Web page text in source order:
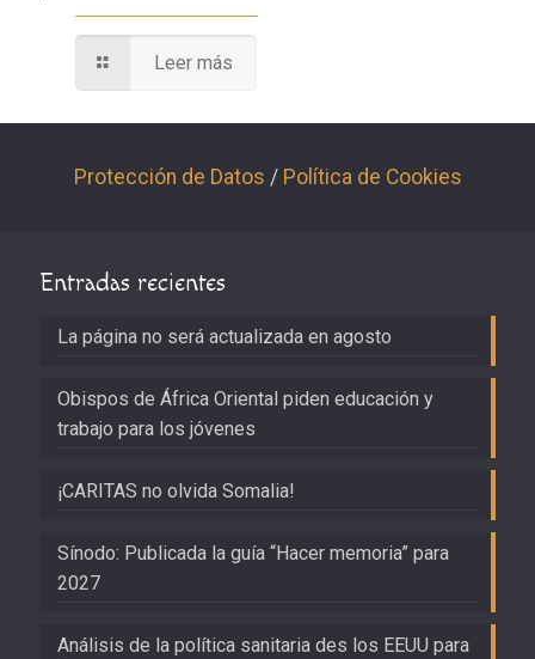
Leer más
Protección de Datos / Política de Cookies
Entradas recientes
La página no será actualizada en agosto
Obispos de África Oriental piden educación y
trabajo para los jóvenes
¡CARITAS no olvida Somalia!
Sínodo: Publicada la guía “Hacer memoria” para
2027
Análisis de la política sanitaria des los EEUU para